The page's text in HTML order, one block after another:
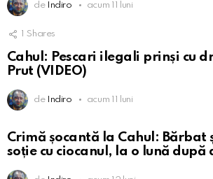
de Indiro acum 11 luni
1 Shares
Cahul: Pescari ilegali prinși cu
Prut (VIDEO)
de Indiro acum 11 luni
Crimă șocantă la Cahul: Bărbat
soție cu ciocanul, la o lună după